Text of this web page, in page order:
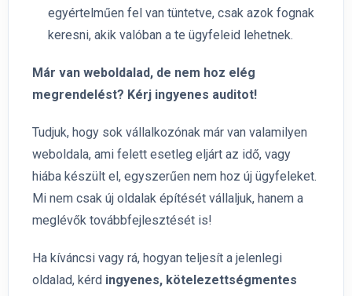
egyértelműen fel van tüntetve, csak azok fognak
keresni, akik valóban a te ügyfeleid lehetnek.
Már van weboldalad, de nem hoz elég
megrendelést? Kérj ingyenes auditot!
Tudjuk, hogy sok vállalkozónak már van valamilyen
weboldala, ami felett esetleg eljárt az idő, vagy
hiába készült el, egyszerűen nem hoz új ügyfeleket.
Mi nem csak új oldalak építését vállaljuk, hanem a
meglévők továbbfejlesztését is!
Ha kíváncsi vagy rá, hogyan teljesít a jelenlegi
oldalad, kérd ingyenes, kötelezettségmentes